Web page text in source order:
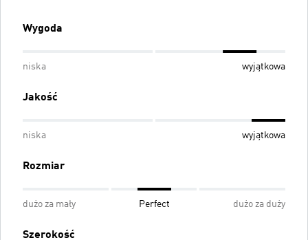
Wygoda
niska wyjątkowa
Jakość
niska wyjątkowa
Rozmiar
dużo za mały Perfect dużo za duży
Szerokość